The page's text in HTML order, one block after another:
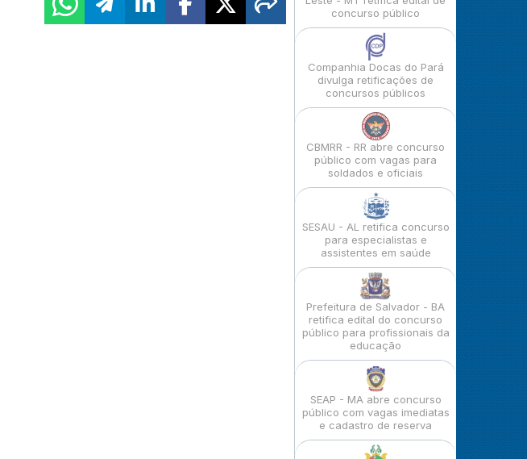
concurso público
Companhia Docas do Pará
divulga retificações de
concursos públicos
CBMRR - RR abre concurso
público com vagas para
soldados e oficiais
SESAU - AL retifica concurso
para especialistas e
assistentes em saúde
Prefeitura de Salvador - BA
retifica edital do concurso
público para profissionais da
educação
SEAP - MA abre concurso
público com vagas imediatas
e cadastro de reserva